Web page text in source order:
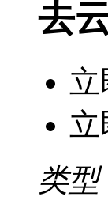
去
立
立
类型